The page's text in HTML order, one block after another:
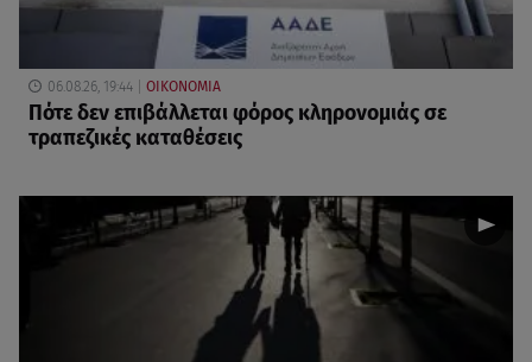
06.08.26, 19:44 ΟΙΚΟΝΟΜΙΑ
Πότε δεν επιβάλλεται φόρος κληρονομιάς σε
τραπεζικές καταθέσεις